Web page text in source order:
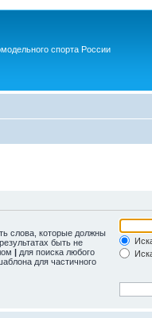
спорта России
слова, которые должны
быть не
| для поиска любого
для частичного